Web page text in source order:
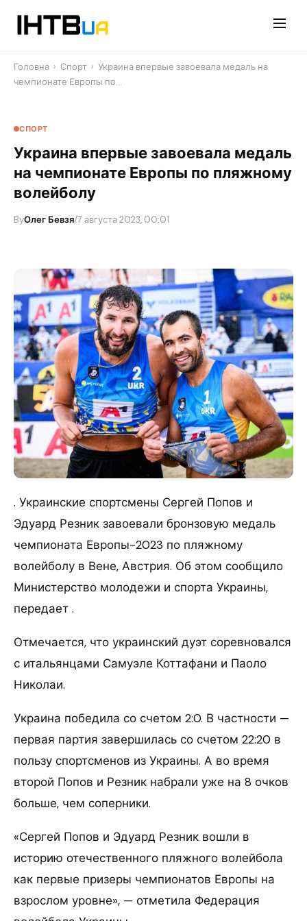
Головна › Спорт › Украина впервые завоевала медаль на
чемпионате Европы по…
СПОРТ
Украина впервые завоевала медаль
на чемпионате Европы по пляжному
волейболу
ByОлег Бевзя/7 августа 2023, 00:01
. Украинские спортсмены Сергей Попов и
Эдуард Резник завоевали бронзовую медаль
чемпионата Европы-2023 по пляжному
волейболу в Вене, Австрия. Об этом сообщило
Министерство молодежи и спорта Украины,
передает .
Отмечается, что украинский дуэт соревновался
с итальянцами Самуэле Коттафани и Паоло
Николаи.
Украина победила со счетом 2:0. В частности —
первая партия завершилась со счетом 22:20 в
пользу спортсменов из Украины. А во время
второй Попов и Резник набрали уже на 8 очков
больше, чем соперники.
«Сергей Попов и Эдуард Резник вошли в
историю отечественного пляжного волейбола
как первые призеры чемпионатов Европы на
взрослом уровне», — отметила Федерация